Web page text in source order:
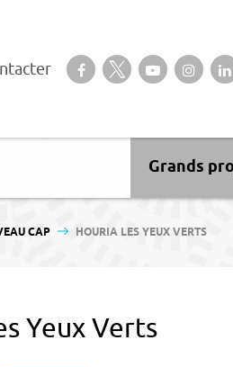
Suivez-nous sur
Suivez-nous
Suivez-
Grands
CAP HOURIA LES YEUX VERTS
Yeux Verts